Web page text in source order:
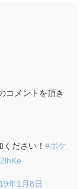
コメントを頂き
ださい！ #ポケ
年1月8日